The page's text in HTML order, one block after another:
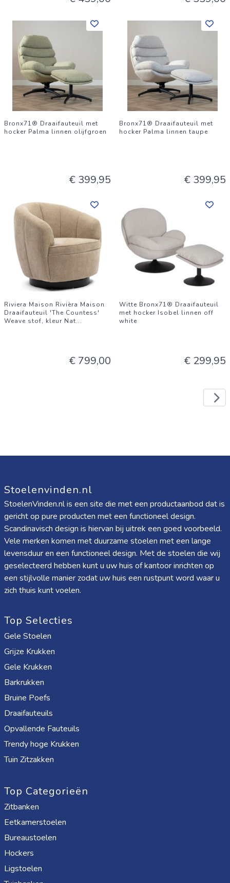
Bronx71® Draaifauteuil met
hocker Palma linnen olijfgroen
€ 399,95
Bronx71® Draaifauteuil met
hocker Palma linnen taupe
€ 399,95
Riviera Maison Rivièra Maison
Draaifauteuil 'The Countess'
Weave stof, kleur Nat...
€ 799,00
Witte Bronx71® Draaifauteuil
met hocker Isobel linnen off
white
€ 299,95
Stoelenvinden.nl
StoelenVinden.nl is een site die met een productaanbod dat is
gericht op pure producten met een functioneel design.
Scandinavisch design is hiervan bij uitrek een goed voorbeeld.
Vele merken komen met duurzame stoelen met een lange
levensduur en een functioneel design. Met de stoelen die wij
geselecteerd hebben kunt u uw huis of kantoor inrichten op
een stijlvolle manier zodat uw huis een rustpunt word waar u
zich thuis kunt voelen.
Top Selecties
Gele Stoelen
Grijze Krukken
Gele Krukken
Barkrukken
Bruine Poefs
Draaifauteuils
Opvallende Fauteuils
Trendy hoge Krukken
Tuin Zitzakken
Top Categorieën
Zitbanken
Eetkamerstoelen
Bureaustoelen
Hockers
Ligstoelen